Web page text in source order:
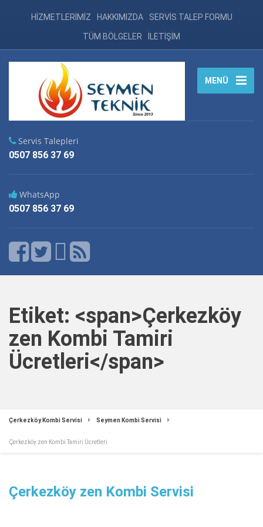
HİZMETLERİMİZ HAKKIMIZDA SERVİS TALEP FORMU
TÜM BÖLGELER İLETİŞİM
MENÜ
Servis Talepleri
0507 856 37 69
WhatsApp
0507 856 37 69
Etiket: <span>Çerkezköy
zen Kombi Tamiri
Ücretleri</span>
Çerkezköy Kombi Servisi Seymen Kombi Servisi
Çerkezköy zen Kombi Tamiri Ücretleri
Çerkezköy zen Kombi Servisi